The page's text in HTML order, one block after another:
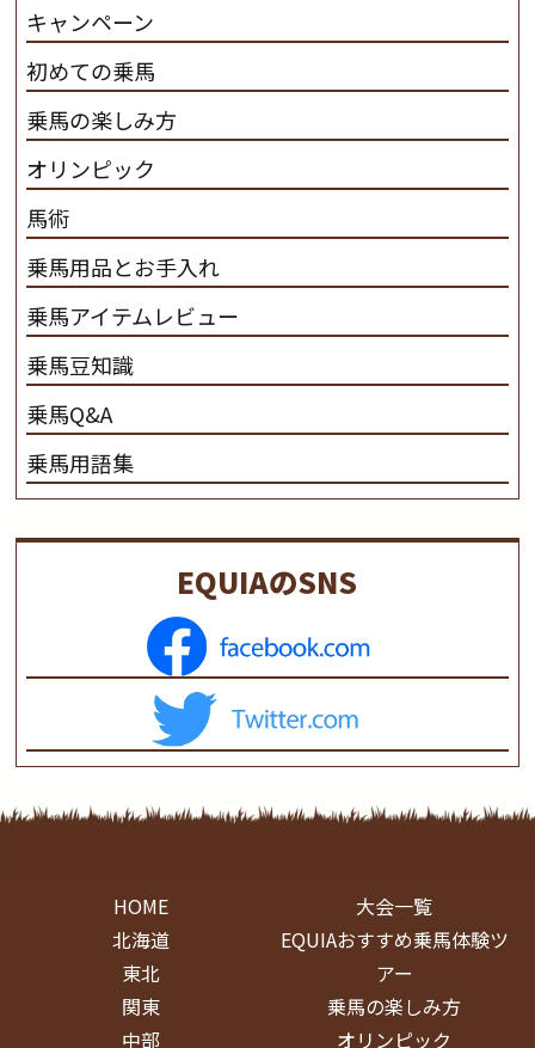
キャンペーン
初めての乗馬
乗馬の楽しみ方
オリンピック
馬術
乗馬用品とお手入れ
乗馬アイテムレビュー
乗馬豆知識
乗馬Q&A
乗馬用語集
EQUIAのSNS
HOME
北海道
東北
関東
中部
大会一覧
EQUIAおすすめ乗馬体験ツ
アー
乗馬の楽しみ方
オリンピック